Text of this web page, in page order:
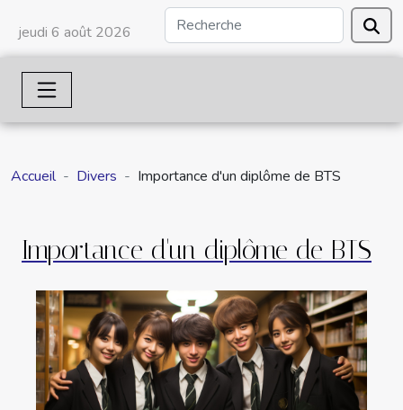
jeudi 6 août 2026
Accueil Divers Importance d'un diplôme de BTS
Importance d'un diplôme de BTS